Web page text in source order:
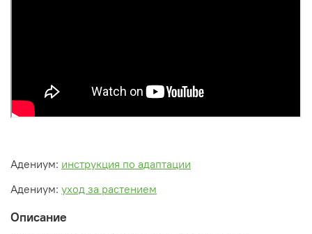
Адениум: инструкция по адаптации
Адениум: уход за растением
Описание